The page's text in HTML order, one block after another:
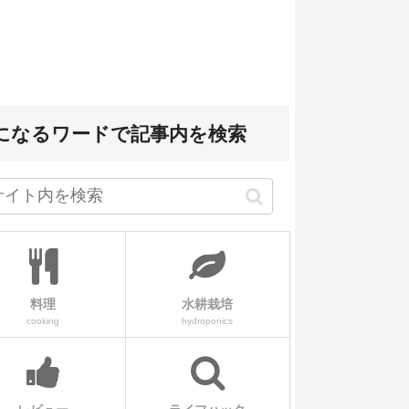
なるワードで記事内を検索
料理
cooking
水耕栽培
hydroponics